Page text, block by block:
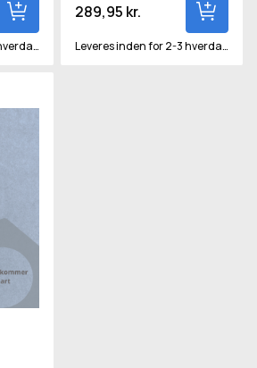
Leveres inden for 2-3 hverdage
289,95 kr.
Leveres inden for 2-3 hverdage